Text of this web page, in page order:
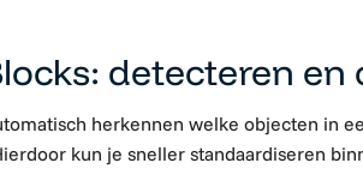
detecteren en
herkennen welke objecten in
kun je sneller standaardiseren